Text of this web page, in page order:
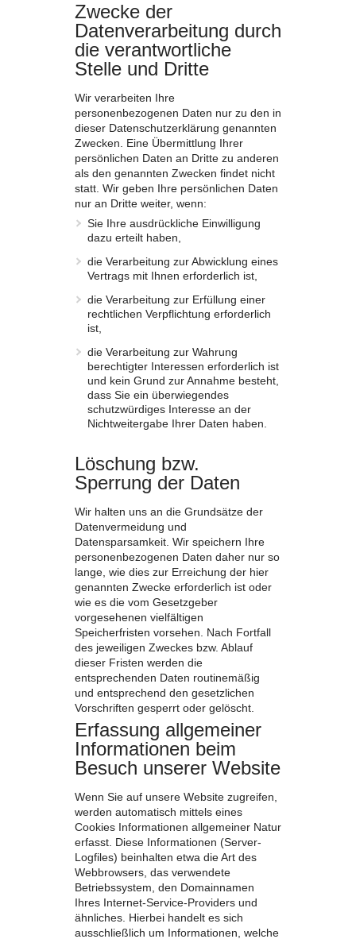
Zwecke der
Datenverarbeitung durch
die verantwortliche
Stelle und Dritte
Wir verarbeiten Ihre
personenbezogenen Daten nur zu den in
dieser Datenschutzerklärung genannten
Zwecken. Eine Übermittlung Ihrer
persönlichen Daten an Dritte zu anderen
als den genannten Zwecken findet nicht
statt. Wir geben Ihre persönlichen Daten
nur an Dritte weiter, wenn:
Sie Ihre ausdrückliche Einwilligung
dazu erteilt haben,
die Verarbeitung zur Abwicklung eines
Vertrags mit Ihnen erforderlich ist,
die Verarbeitung zur Erfüllung einer
rechtlichen Verpflichtung erforderlich
ist,
die Verarbeitung zur Wahrung
berechtigter Interessen erforderlich ist
und kein Grund zur Annahme besteht,
dass Sie ein überwiegendes
schutzwürdiges Interesse an der
Nichtweitergabe Ihrer Daten haben.
Löschung bzw.
Sperrung der Daten
Wir halten uns an die Grundsätze der
Datenvermeidung und
Datensparsamkeit. Wir speichern Ihre
personenbezogenen Daten daher nur so
lange, wie dies zur Erreichung der hier
genannten Zwecke erforderlich ist oder
wie es die vom Gesetzgeber
vorgesehenen vielfältigen
Speicherfristen vorsehen. Nach Fortfall
des jeweiligen Zweckes bzw. Ablauf
dieser Fristen werden die
entsprechenden Daten routinemäßig
und entsprechend den gesetzlichen
Vorschriften gesperrt oder gelöscht.
Erfassung allgemeiner
Informationen beim
Besuch unserer Website
Wenn Sie auf unsere Website zugreifen,
werden automatisch mittels eines
Cookies Informationen allgemeiner Natur
erfasst. Diese Informationen (Server-
Logfiles) beinhalten etwa die Art des
Webbrowsers, das verwendete
Betriebssystem, den Domainnamen
Ihres Internet-Service-Providers und
ähnliches. Hierbei handelt es sich
ausschließlich um Informationen, welche